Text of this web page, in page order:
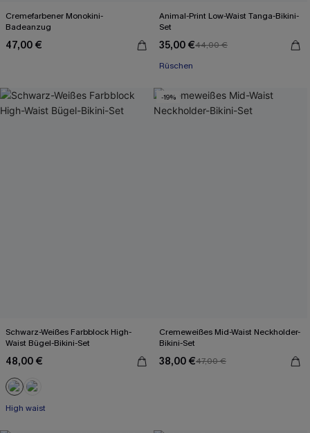
Cremefarbener Monokini-
Badeanzug
47,00 €
Animal-Print Low-Waist Tanga-Bikini-
Set
35,00 €44,00 €
Rüschen
Schwarz-Weißes Farbblock High-
Waist Bügel-Bikini-Set
48,00 €
High waist
-19%
Cremeweißes Mid-Waist Neckholder-
Bikini-Set
38,00 €47,00 €